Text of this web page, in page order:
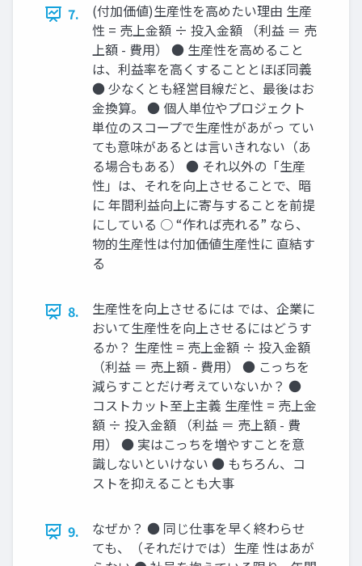
7.
(付加価値)生産性を高めたい理由 生産
性 = 売上金額 ÷ 投入金額 （利益 ＝ 売
上額 - 費用） ● 生産性を高めること
は、利益率を高くすることとほぼ同義
● 少なくとも経営目線だと、最後はお
金換算。 ● 個人単位やプロジェクト
単位のスコープで生産性があがっ てい
ても意味があるとは言いきれない（あ
る場合もある） ● それ以外の「生産
性」は、それを向上させることで、暗
に 年間利益向上に寄与することを前提
にしている ○ “作れば売れる” なら、
物的生産性は付加価値生産性に 直結す
る
8.
生産性を向上させるには では、企業に
おいて生産性を向上させるにはどうす
るか？ 生産性 = 売上金額 ÷ 投入金額
（利益 ＝ 売上額 - 費用） ● こっちを
減らすことだけ考えていないか？ ●
コストカット至上主義 生産性 = 売上金
額 ÷ 投入金額 （利益 ＝ 売上額 - 費
用） ● 実はこっちを増やすことを意
識しないといけない ● もちろん、コ
ストを抑えることも大事
9.
なぜか？ ● 同じ仕事を早く終わらせ
ても、（それだけでは）生産 性はあが